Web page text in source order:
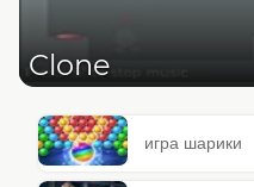
Clone
игра шарики